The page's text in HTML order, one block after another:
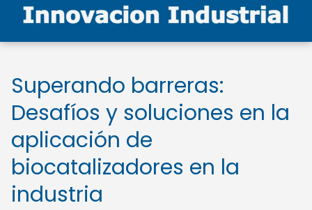
Superando barreras:
Desafíos y soluciones en la
aplicación de
biocatalizadores en la
industria